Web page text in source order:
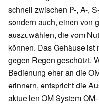
schnell zwischen P-, A-,
sondern auch, einen von
auszuwählen, die vom
können. Das Gehäuse ist
gegen Regen geschützt.
Bedienung eher an die
erinnern, entspricht die
aktuellen OM System